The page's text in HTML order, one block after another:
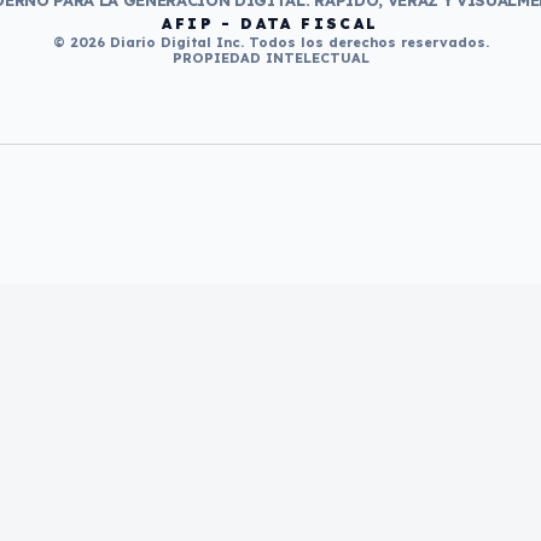
AFIP - DATA FISCAL
© 2026 Diario Digital Inc. Todos los derechos reservados.
PROPIEDAD INTELECTUAL